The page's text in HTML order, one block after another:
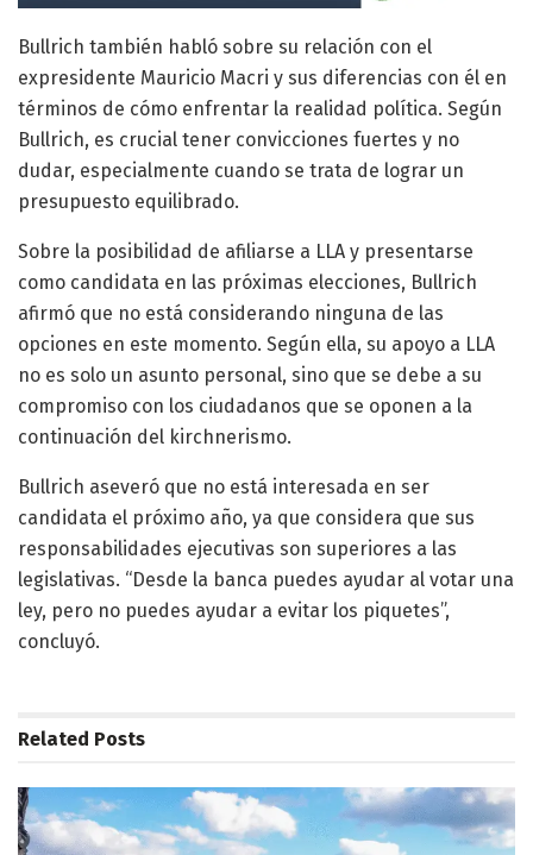
Bullrich también habló sobre su relación con el
expresidente Mauricio Macri y sus diferencias con él en
términos de cómo enfrentar la realidad política. Según
Bullrich, es crucial tener convicciones fuertes y no
dudar, especialmente cuando se trata de lograr un
presupuesto equilibrado.
Sobre la posibilidad de afiliarse a LLA y presentarse
como candidata en las próximas elecciones, Bullrich
afirmó que no está considerando ninguna de las
opciones en este momento. Según ella, su apoyo a LLA
no es solo un asunto personal, sino que se debe a su
compromiso con los ciudadanos que se oponen a la
continuación del kirchnerismo.
Bullrich aseveró que no está interesada en ser
candidata el próximo año, ya que considera que sus
responsabilidades ejecutivas son superiores a las
legislativas. “Desde la banca puedes ayudar al votar una
ley, pero no puedes ayudar a evitar los piquetes”,
concluyó.
Related Posts